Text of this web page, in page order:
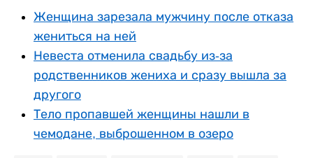
Женщина зарезала мужчину после отказа
жениться на ней
Невеста отменила свадьбу из-за
родственников жениха и сразу вышла за
другого
Тело пропавшей женщины нашли в
чемодане, выброшенном в озеро